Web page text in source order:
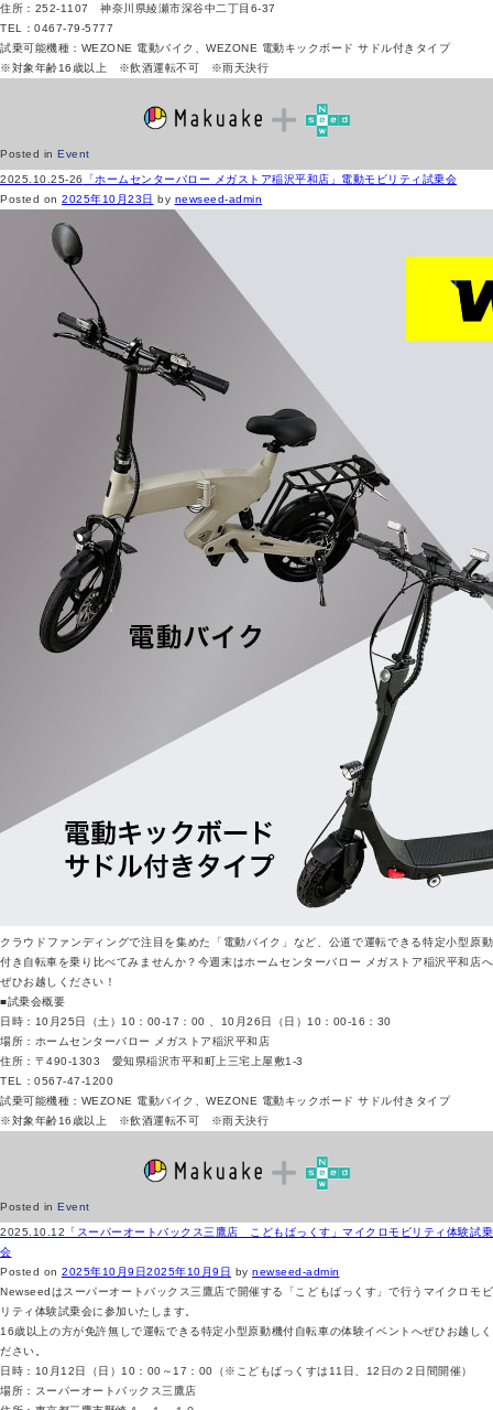
住所：252-1107 神奈川県綾瀬市深谷中二丁目6-37
TEL：0467-79-5777
試乗可能機種：WEZONE 電動バイク、WEZONE 電動キックボード サドル付きタイプ
※対象年齢16歳以上 ※飲酒運転不可 ※雨天決行
Posted in Event
2025.10.25-26
「ホームセンターバロー メガストア稲沢平和店」電動モビリティ試乗会
Posted on 2025年10月23日 by newseed-admin
クラウドファンディングで注目を集めた「電動バイク」など、公道で運転できる特定小型原動
付き自転車を乗り比べてみませんか？今週末はホームセンターバロー メガストア稲沢平和店へ
ぜひお越しください！
■試乗会概要
日時：10月25日（土）10：00-17：00 、10月26日（日）10：00-16：30
場所：ホームセンターバロー メガストア稲沢平和店
住所：〒490-1303 愛知県稲沢市平和町上三宅上屋敷1-3
TEL：0567-47-1200
試乗可能機種：WEZONE 電動バイク、WEZONE 電動キックボード サドル付きタイプ
※対象年齢16歳以上 ※飲酒運転不可 ※雨天決行
Posted in Event
2025.10.12 「スーパーオートバックス三鷹店 こどもばっくす」マイクロモビリティ体験試乗
会
Posted on 2025年10月9日2025年10月9日 by newseed-admin
Newseedはスーパーオートバックス三鷹店で開催する「こどもばっくす」で行うマイクロモビ
リティ体験試乗会に参加いたします。
16歳以上の方が免許無しで運転できる特定小型原動機付自転車の体験イベントへぜひお越しく
ださい。
日時：10月12日（日）10：00～17：00（※こどもばっくすは11日、12日の２日間開催）
場所：スーパーオートバックス三鷹店